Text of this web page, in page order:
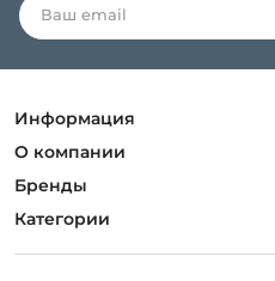
Информация
Политика конфиденциальности
Гарантия
Оплата и доставка
О компании
О компании
Контакты
Бренды
Artelamp
Категории
Люстры